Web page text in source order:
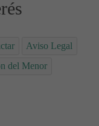
Aviso Legal
del Menor